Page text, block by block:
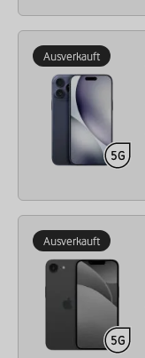
Ausverkauft
Ausverkauft